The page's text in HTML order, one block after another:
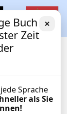
Buch
Zeit
✕
Sprache
als Sie